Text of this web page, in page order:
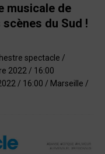
musicale de
du Sud !
spectacle /
2022 / 16:00
/ 16:00 / Marseille /